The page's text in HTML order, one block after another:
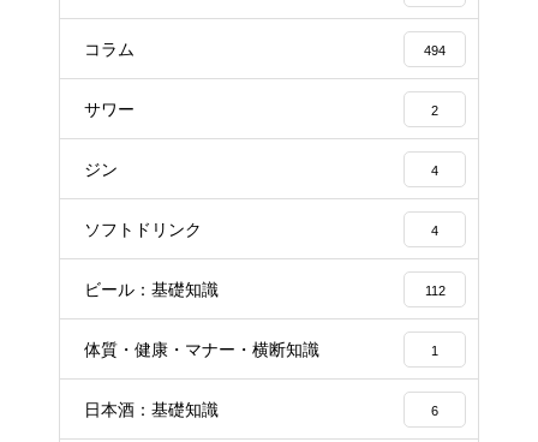
コラム 494
サワー 2
ジン 4
ソフトドリンク 4
ビール：基礎知識 112
体質・健康・マナー・横断知識 1
日本酒：基礎知識 6